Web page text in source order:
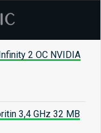
2 OC NVIDIA
3,4 GHz 32 MB